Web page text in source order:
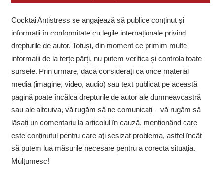
CocktailAntistress se angajează să publice conținut și
informații în conformitate cu legile internaționale privind
drepturile de autor. Totuși, din moment ce primim multe
informații de la terțe părți, nu putem verifica și controla toate
sursele. Prin urmare, dacă considerați că orice material
media (imagine, video, audio) sau text publicat pe această
pagină poate încălca drepturile de autor ale dumneavoastră
sau ale altcuiva, vă rugăm să ne comunicați – vă rugăm să
lăsați un comentariu la articolul în cauză, menționând care
este conținutul pentru care ați sesizat problema, astfel încât
să putem lua măsurile necesare pentru a corecta situația.
Mulțumesc!